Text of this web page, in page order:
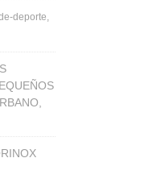
deporte